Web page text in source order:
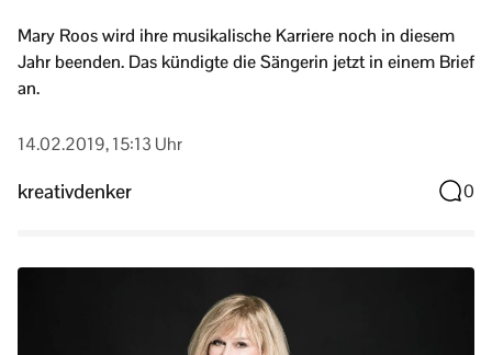
Mary Roos wird ihre musikalische Karriere noch in diesem
Jahr beenden. Das kündigte die Sängerin jetzt in einem Brief
an.
14.02.2019, 15:13 Uhr
kreativdenker 0